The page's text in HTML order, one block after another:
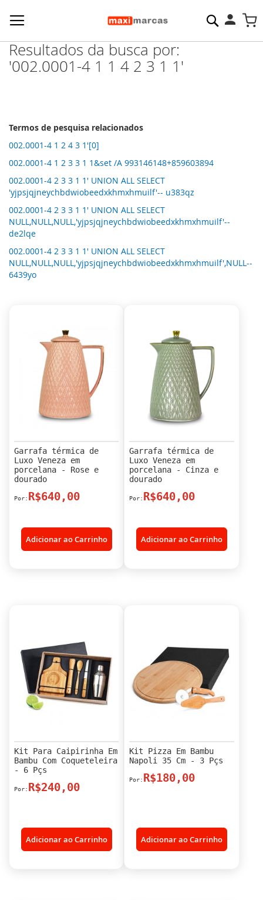
Pesquisa
Resultados da busca por:
'002.0001-4 1 1 4 2 3 1 1'
Termos de pesquisa relacionados
002.0001-4 1 2 4 3 1'[0]
002.0001-4 1 2 3 3 1 1&set /A 993146148+859603894
002.0001-4 2 3 3 1 1' UNION ALL SELECT
'yjpsjqjneychbdwiobeedxkhmxhmuilf'-- u383qz
002.0001-4 2 3 3 1 1' UNION ALL SELECT
NULL,NULL,NULL,'yjpsjqjneychbdwiobeedxkhmxhmuilf'--
de2lqe
002.0001-4 2 3 3 1 1' UNION ALL SELECT
NULL,NULL,NULL,'yjpsjqjneychbdwiobeedxkhmxhmuilf',NULL--
6439yo
Garrafa térmica de
Luxo Veneza em
porcelana - Rose e
dourado
R$640,00
Adicionar ao Carrinho
Garrafa térmica de
Luxo Veneza em
porcelana - Cinza e
dourado
R$640,00
Adicionar ao Carrinho
Kit Para Caipirinha Em
Bambu Com Coqueteleira
- 6 Pçs
R$240,00
Adicionar ao Carrinho
Kit Pizza Em Bambu
Napoli 35 Cm - 3 Pçs
R$180,00
Adicionar ao Carrinho